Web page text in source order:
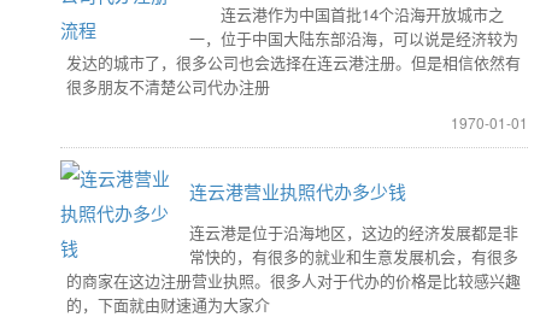
连云港作为中国首批14个沿海开放城市之
一，位于中国大陆东部沿海，可以说是经济较为
发达的城市了，很多公司也会选择在连云港注册。但是相信依然有
很多朋友不清楚公司代办注册
1970-01-01
连云港营业执照代办多少钱
连云港是位于沿海地区，这边的经济发展都是非
常快的，有很多的就业和生意发展机会，有很多
的商家在这边注册营业执照。很多人对于代办的价格是比较感兴趣
的，下面就由财速通为大家介